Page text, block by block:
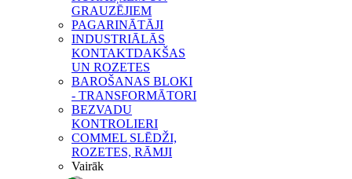
GRAUZĒJIEM
PAGARINĀTĀJI
INDUSTRIĀLĀS
KONTAKTDAKŠAS
UN ROZETES
BAROŠANAS BLOKI
- TRANSFORMĀTORI
BEZVADU
KONTROLIERI
COMMEL SLĒDŽI,
ROZETES, RĀMJI
Vairāk